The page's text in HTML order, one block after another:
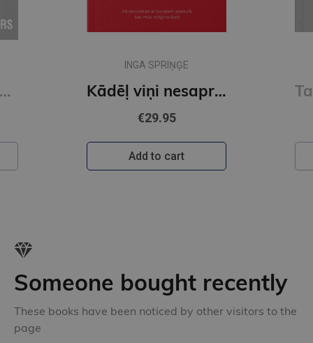
Kādēļ viņi nesaprot?
GINTA SLIŠĀNE
Tavas dzīves arhitekts
€27.95
Add to cart
Someone bought recently
These books have been noticed by other visitors to the
page